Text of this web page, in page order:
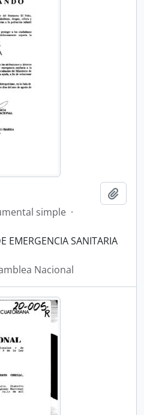
simple ·
EMERGENCIA SANITARIA
Nacional